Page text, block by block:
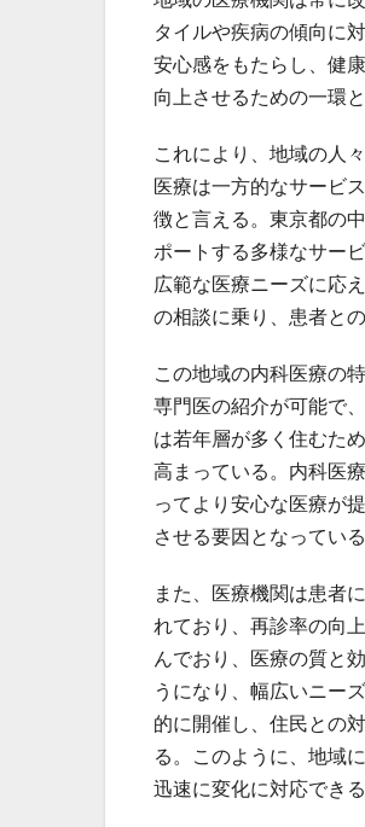
タイルや疾病の傾向に
安心感をもたらし、健
向上させるための一環
これにより、地域の人
医療は一方的なサービ
徴と言える。東京都の
ポートする多様なサー
広範な医療ニーズに応
の相談に乗り、患者と
この地域の内科医療の
専門医の紹介が可能で
は若年層が多く住むた
高まっている。内科医
ってより安心な医療が
させる要因となっている
また、医療機関は患者
れており、再診率の向
んでおり、医療の質と
うになり、幅広いニー
的に開催し、住民との
る。このように、地域
迅速に変化に対応でき